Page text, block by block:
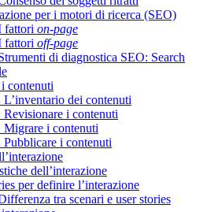
per i motori di ricerca (SEO)
fattori on-page
fattori off-page
di diagnostica SEO: Search
contenuti
L’inventario dei contenuti
Revisionare i contenuti
Migrare i contenuti
Pubblicare i contenuti
dell’interazione
per definire l’interazione
tra scenari e user stories